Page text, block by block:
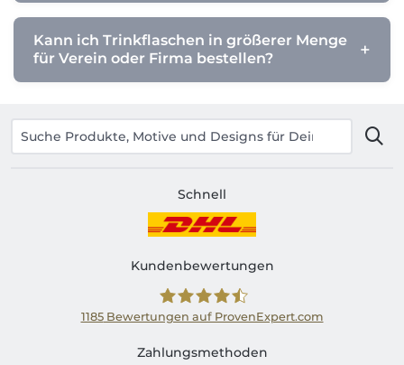
Kann ich Trinkflaschen in größerer Menge
für Verein oder Firma bestellen?
Schnell
Kundenbewertungen
Shirtinator AT
1185Bewertungen auf ProvenExpert.com
Zahlungsmethoden